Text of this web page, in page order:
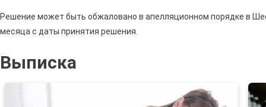
Решение может быть обжаловано в апелляционном порядке в
месяца с даты принятия решения.
Выписка